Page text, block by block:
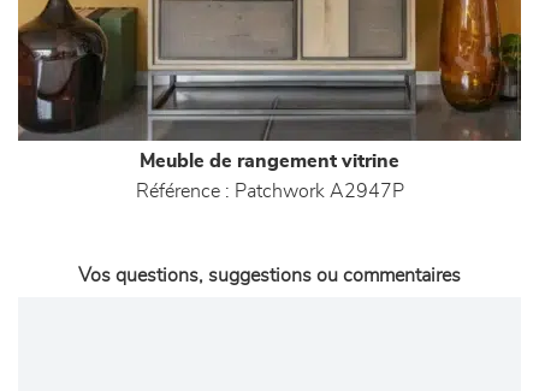
Meuble de rangement vitrine
Référence : Patchwork A2947P
Vos questions, suggestions ou commentaires